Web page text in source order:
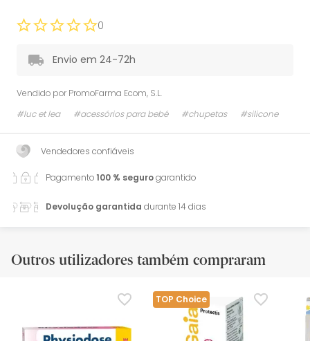
0
Envio em 24-72h
Vendido por PromoFarma Ecom, S.L.
#luc et lea
#acessórios para bebé #chupetas #silicone
Vendedores confiáveis
Pagamento100 % segurogarantido
Devolução garantida durante 14 dias
Outros utilizadores também compraram
TOP Choice